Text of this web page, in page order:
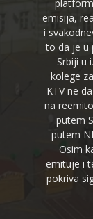
emisija,
i
to da je u
Srbiji u
kolege
KTV ne
na
putem
putem
Osim
emituje i
pokriva